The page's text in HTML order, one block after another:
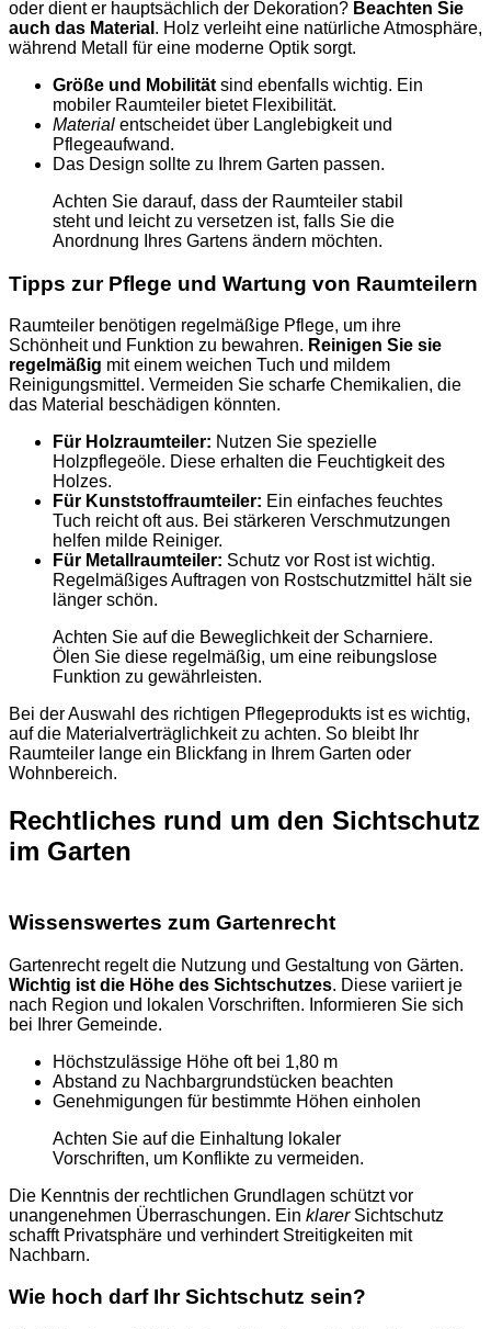
oder dient er hauptsächlich der Dekoration? Beachten Sie
auch das Material . Holz verleiht eine natürliche Atmosphäre,
während Metall für eine moderne Optik sorgt.
Größe und Mobilität sind ebenfalls wichtig. Ein
mobiler Raumteiler bietet Flexibilität.
Material entscheidet über Langlebigkeit und
Pflegeaufwand.
Das Design sollte zu Ihrem Garten passen.
Achten Sie darauf, dass der Raumteiler stabil
steht und leicht zu versetzen ist, falls Sie die
Anordnung Ihres Gartens ändern möchten.
Tipps zur Pflege und Wartung von Raumteilern
Raumteiler benötigen regelmäßige Pflege, um ihre
Schönheit und Funktion zu bewahren. Reinigen Sie sie
regelmäßig mit einem weichen Tuch und mildem
Reinigungsmittel. Vermeiden Sie scharfe Chemikalien, die
das Material beschädigen könnten.
Für Holzraumteiler: Nutzen Sie spezielle
Holzpflegeöle. Diese erhalten die Feuchtigkeit des
Holzes.
Für Kunststoffraumteiler: Ein einfaches feuchtes
Tuch reicht oft aus. Bei stärkeren Verschmutzungen
helfen milde Reiniger.
Für Metallraumteiler: Schutz vor Rost ist wichtig.
Regelmäßiges Auftragen von Rostschutzmittel hält sie
länger schön.
Achten Sie auf die Beweglichkeit der Scharniere.
Ölen Sie diese regelmäßig, um eine reibungslose
Funktion zu gewährleisten.
Bei der Auswahl des richtigen Pflegeprodukts ist es wichtig,
auf die Materialverträglichkeit zu achten. So bleibt Ihr
Raumteiler lange ein Blickfang in Ihrem Garten oder
Wohnbereich.
Rechtliches rund um den Sichtschutz
im Garten
Wissenswertes zum Gartenrecht
Gartenrecht regelt die Nutzung und Gestaltung von Gärten.
Wichtig ist die Höhe des Sichtschutzes. Diese variiert je
nach Region und lokalen Vorschriften. Informieren Sie sich
bei Ihrer Gemeinde.
Höchstzulässige Höhe oft bei 1,80 m
Abstand zu Nachbargrundstücken beachten
Genehmigungen für bestimmte Höhen einholen
Achten Sie auf die Einhaltung lokaler
Vorschriften, um Konflikte zu vermeiden.
Die Kenntnis der rechtlichen Grundlagen schützt vor
unangenehmen Überraschungen. Ein klarerSichtschutz
schafft Privatsphäre und verhindert Streitigkeiten mit
Nachbarn.
Wie hoch darf Ihr Sichtschutz sein?